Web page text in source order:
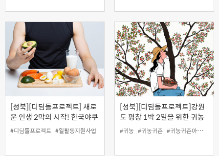
[성북][디딤돌프로젝트] 새로
운 인생 2막의 시작! 한국야쿠
르트 프레시매니저 양성과정
(10월5일 개강)
#디딤돌프로젝트 #일활동지원사업
[성북][디딤돌프로젝트]강원
도 평창 1박 2일을 위한 귀농
귀촌 아카데미 (8월 18일, 4시
간 특강)
#귀농 #귀농귀촌 #귀농귀촌아카데미